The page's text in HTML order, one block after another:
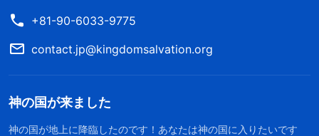
+81-90-6033-9775
contact.jp@kingdomsalvation.org
神の国が来ました
神の国が地上に降臨したのです！あなたは神の国に入りたいです